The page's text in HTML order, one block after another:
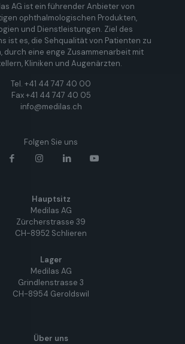
AG ist ein führender Anbieter von
ophthalmologischen Produkten,
und Dienstleistungen. Ziel des
ist es, die Sehqualität von Patienten zu
durch eine enge Zusammenarbeit mit
Kliniken und Augenärzten.
Tel. +41 44 747 40 00
Fax +41 44 747 40 05
info@medilas.ch
Folgen Sie uns
Hauptsitz
Medilas AG
Zürcherstrasse 39
CH-8952 Schlieren
Lager
Medilas AG
Grindlenstrasse 3
CH-8954 Geroldswil
Über uns